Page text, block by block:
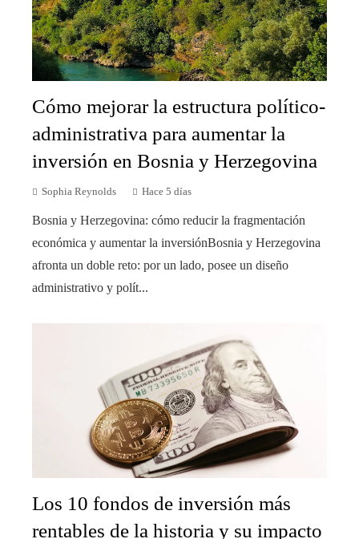
Cómo mejorar la estructura político-
administrativa para aumentar la
inversión en Bosnia y Herzegovina
Sophia Reynolds Hace 5 días
Bosnia y Herzegovina: cómo reducir la fragmentación
económica y aumentar la inversiónBosnia y Herzegovina
afronta un doble reto: por un lado, posee un diseño
administrativo y polít...
Los 10 fondos de inversión más
rentables de la historia y su impacto